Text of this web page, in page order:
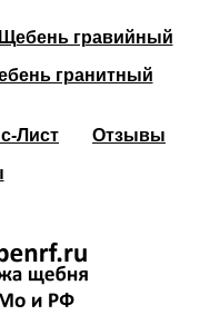
Щебень гравийный
гранитный
Лист
Отзывы